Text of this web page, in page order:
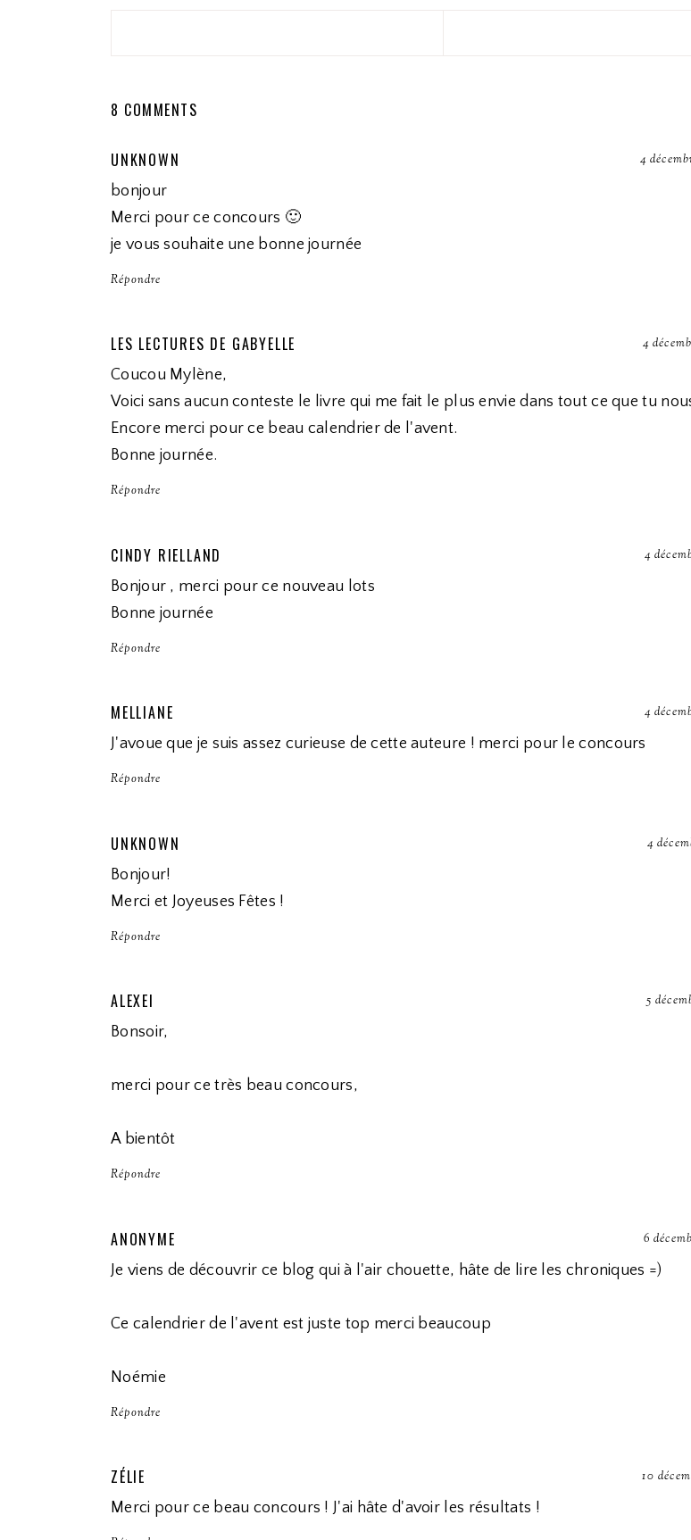
8 COMMENTS
UNKNOWN 4
bonjour
Merci pour ce concours 🙂
je vous souhaite une bonne journée
Répondre
LES LECTURES DE GABYELLE 4
Coucou Mylène,
Voici sans aucun conteste le livre qui me fait le plus envie dans tout ce que tu
Encore merci pour ce beau calendrier de l'avent.
Bonne journée.
Répondre
CINDY RIELLAND 4
Bonjour , merci pour ce nouveau lots
Bonne journée
Répondre
MELLIANE 4
J'avoue que je suis assez curieuse de cette auteure ! merci pour le concours
Répondre
UNKNOWN 4
Bonjour!
Merci et Joyeuses Fêtes !
Répondre
ALEXEI 5
Bonsoir,
merci pour ce très beau concours,
A bientôt
Répondre
ANONYME 6
Je viens de découvrir ce blog qui à l'air chouette, hâte de lire les chroniques =)
Ce calendrier de l'avent est juste top merci beaucoup
Noémie
Répondre
ZÉLIE 10
Merci pour ce beau concours ! J'ai hâte d'avoir les résultats !